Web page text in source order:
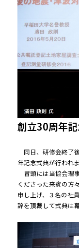
創立30周年
同日、研修会終了
年記念式典が行われま
冒頭には当協会理
くださった来賓の方
申し上げ、３名の社
辞を頂戴して式典は